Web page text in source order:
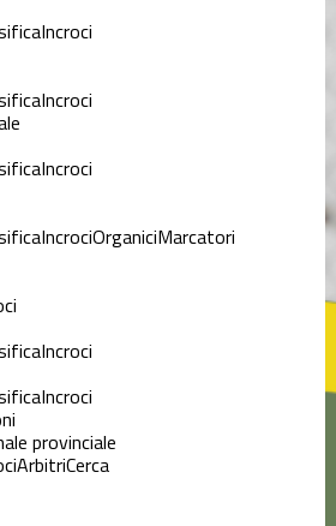
Incroci
Incroci
Incroci
IncrociOrganiciMarcatori
Incroci
Incroci
provinciale
ArbitriCerca